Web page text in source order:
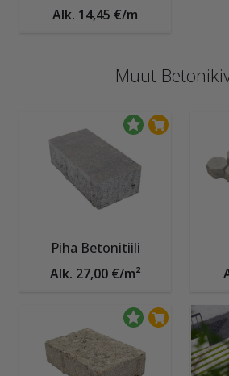
Alk. 14,45 €/m
Muut
Piha Betonitiili
Alk. 27,00 €/m²